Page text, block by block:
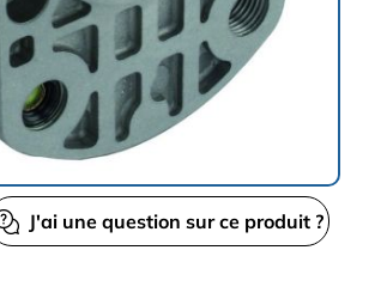
J'ai une question sur ce produit ?